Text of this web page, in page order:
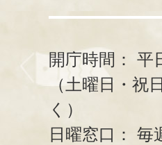
開庁時間： 平
（土曜日・祝
く）
日曜窓口： 毎